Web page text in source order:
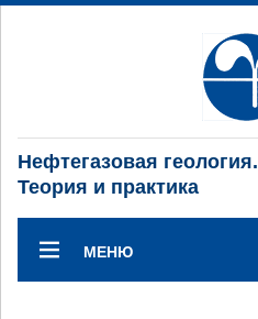
Нефтегазовая геология.
Теория и практика
МЕНЮ